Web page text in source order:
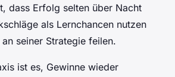
dass Erfolg selten über Nacht
als Lernchancen nutzen
seiner Strategie feilen.
ist es, Gewinne wieder